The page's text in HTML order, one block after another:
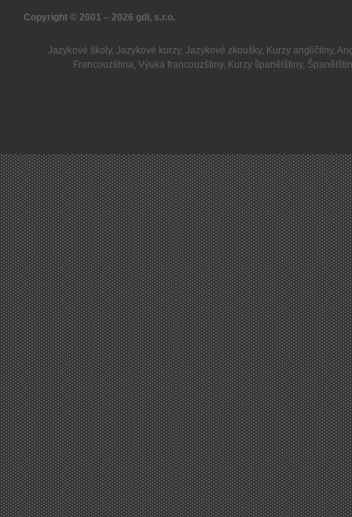
Copyright © 2001 – 2026 gdi, s.r.o.
Jazykové školy, Jazykové kurzy, Jazykové zkoušky, Kurzy angličtiny,
Francouzština,Výuka francouzštiny, Kurzy španělštiny,